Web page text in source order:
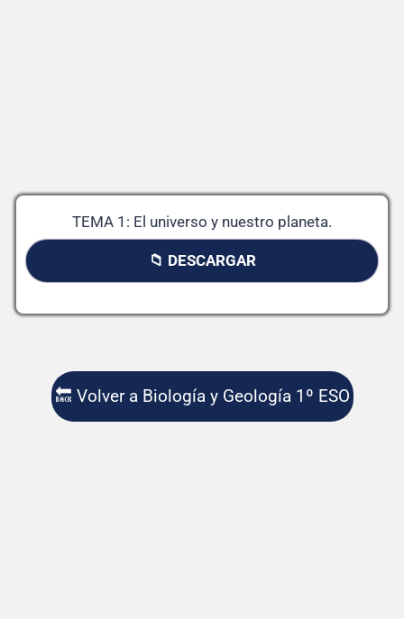
TEMA 1: El universo y nuestro planeta.
📁 DESCARGAR
🔙 Volver a Biología y Geología 1º ESO